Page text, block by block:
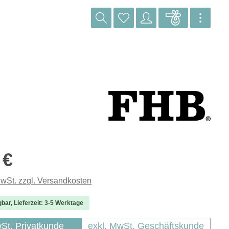
zzgl. Versandkosten
Lieferzeit: 3-5 Werktage
Privatkunde exkl. MwSt. Geschäftskunde